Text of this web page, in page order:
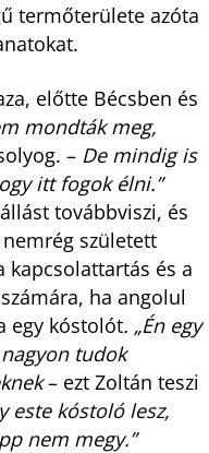
termőterülete azóta
előtte Bécsben és
mondták meg,
–De mindig is
itt fogok élni.”
továbbviszi, és
született
kapcsolattartás és a
ha angolul
egy kóstolót. „Én egy
tudok
– ezt Zoltán teszi
este kóstoló lesz,
nem megy.”